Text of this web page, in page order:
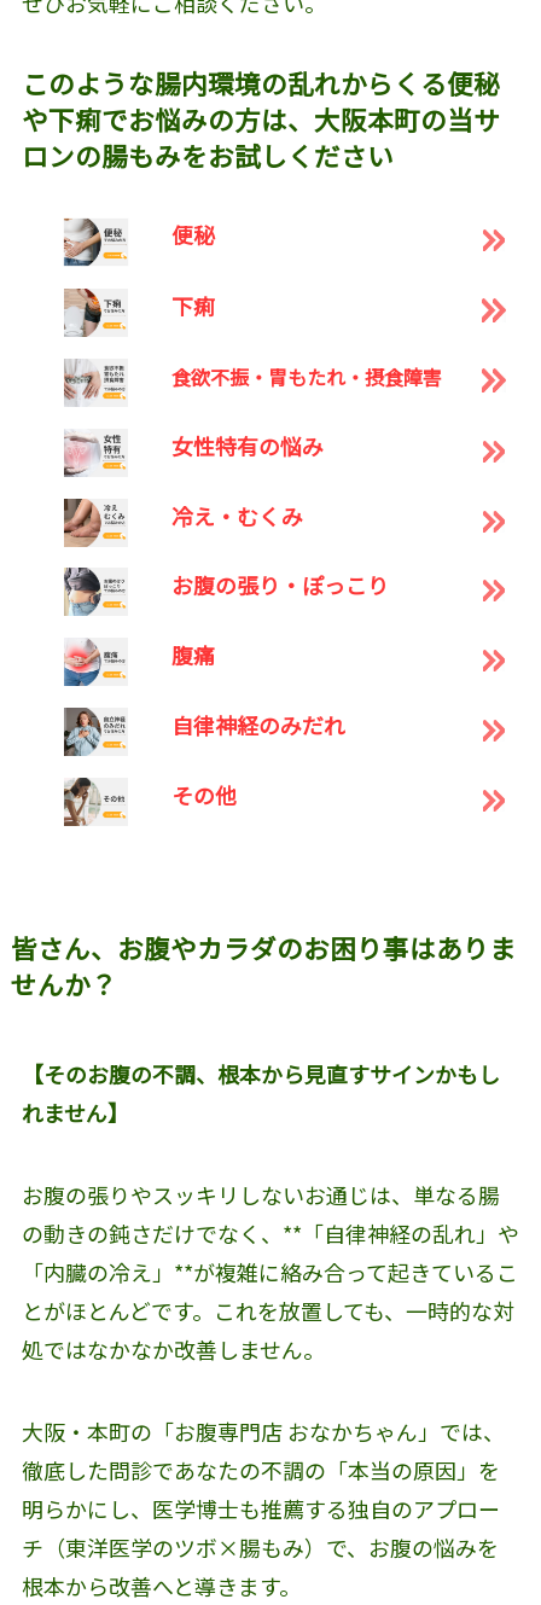
このような腸内環境の乱れからくる便秘
や下痢でお悩みの方は、大阪本町の当サ
ロンの腸もみをお試しください
便秘
下痢
食欲不振・胃もたれ・摂食障害
女性特有の悩み
冷え・むくみ
お腹の張り・ぽっこり
腹痛
自律神経のみだれ
その他
皆さん、お腹やカラダのお困り事はありま
せんか？
【そのお腹の不調、根本から見直すサインかもし
れません】
お腹の張りやスッキリしないお通じは、単なる腸
の動きの鈍さだけでなく、**「自律神経の乱れ」や
「内臓の冷え」**が複雑に絡み合って起きているこ
とがほとんどです。これを放置しても、一時的な対
処ではなかなか改善しません。
大阪・本町の「お腹専門店 おなかちゃん」では、
徹底した問診であなたの不調の「本当の原因」を
明らかにし、医学博士も推薦する独自のアプロー
チ（東洋医学のツボ×腸もみ）で、お腹の悩みを
根本から改善へと導きます。